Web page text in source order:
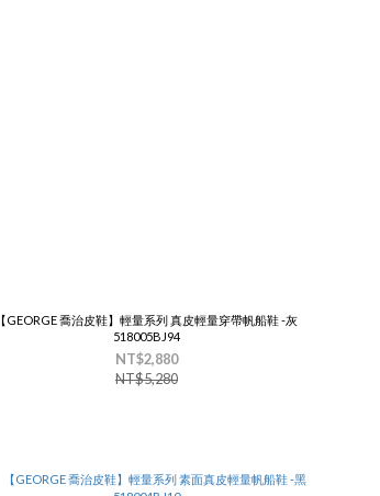
【GEORGE 喬治皮鞋】輕量系列 真皮輕量穿帶帆船鞋 -灰
518005BJ94
NT$2,880
NT$5,280